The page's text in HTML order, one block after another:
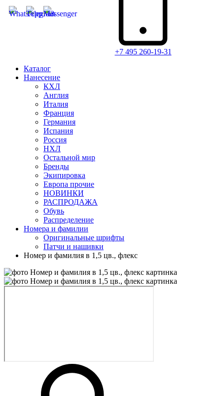
+7 495 260-19-31
Каталог
Нанесение
КХЛ
Англия
Италия
Франция
Германия
Испания
Россия
НХЛ
Остальной мир
Бренды
Экипировка
Европа прочие
НОВИНКИ
РАСПРОДАЖА
Обувь
Распределение
Номера и фамилии
Оригинальные шрифты
Патчи и нашивки
Номер и фамилия в 1,5 цв., флекс